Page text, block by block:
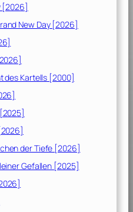
[2026]
New Day [2026]
des Kartells [2000]
der Tiefe [2026]
Gefallen [2025]